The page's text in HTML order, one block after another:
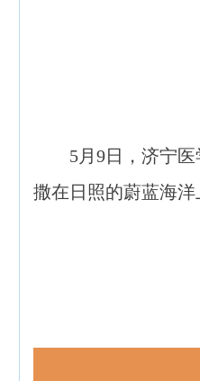
5月9日，济宁
撒在日照的蔚蓝海